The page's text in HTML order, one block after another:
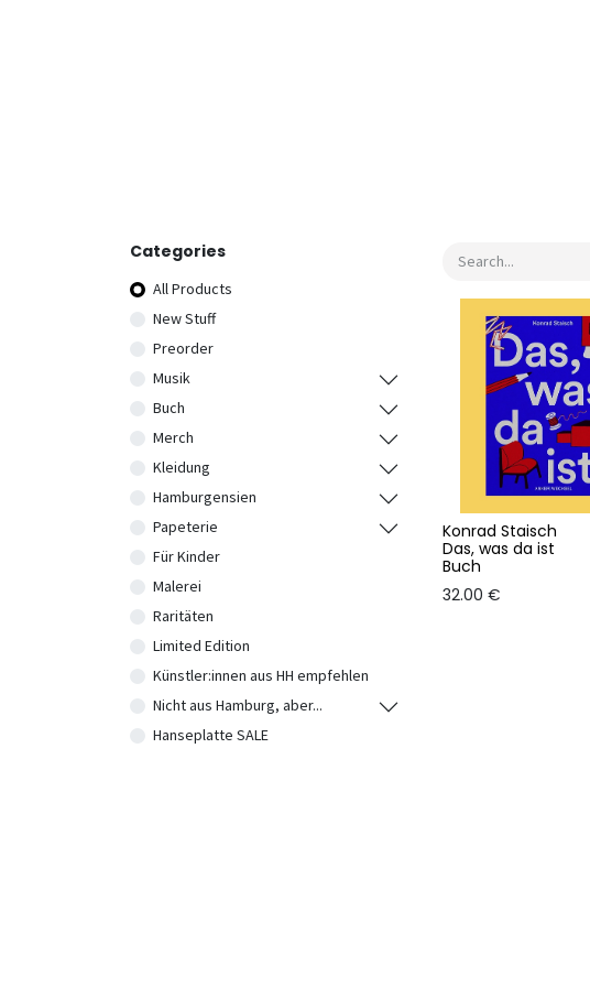
Categories
All Products
New Stuff
Preorder
Musik
Buch
Merch
Kleidung
Hamburgensien
Papeterie
Für Kinder
Malerei
Raritäten
Limited Edition
Künstler:innen aus HH empfehlen
Nicht aus Hamburg, aber...
Hanseplatte SALE
Konrad Staisch
Das, was da ist
Buch
32.00 €